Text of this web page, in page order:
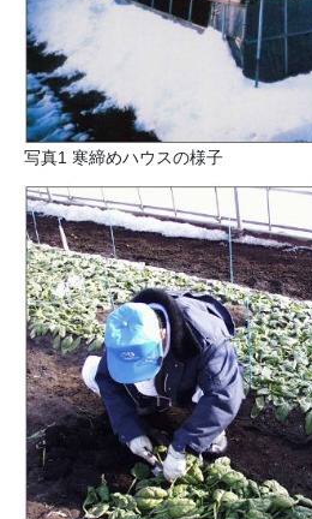
写真1 寒締めハウスの様子